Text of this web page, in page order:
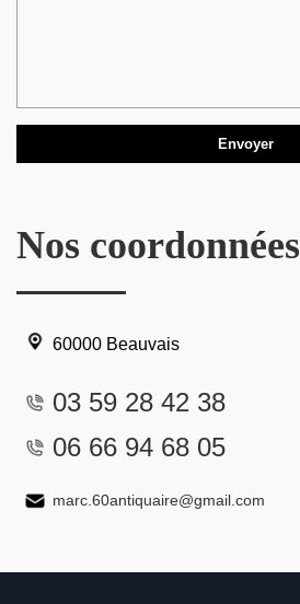
Nos coordonnées
60000 Beauvais
03 59 28 42 38
06 66 94 68 05
marc.60antiquaire@gmail.com